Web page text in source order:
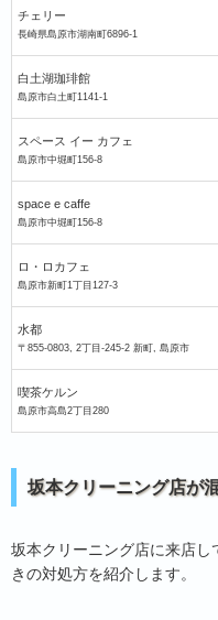
チェリー
長崎県島原市湖南町6896-1
白土湖珈琲館
島原市白土町1141-1
スペース イー カフェ
島原市中堀町156-8
space e caffe
島原市中堀町156-8
ロ・ロカフェ
島原市新町1丁目127-3
水都
〒855-0803, 2丁目-245-2 新町, 島原市
喫茶ケルン
島原市高島2丁目280
坂本クリーニング店が
坂本クリーニング店に来店し
きの対処方を紹介します。